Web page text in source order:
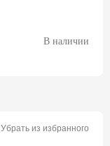
В наличии
Убрать из избранного